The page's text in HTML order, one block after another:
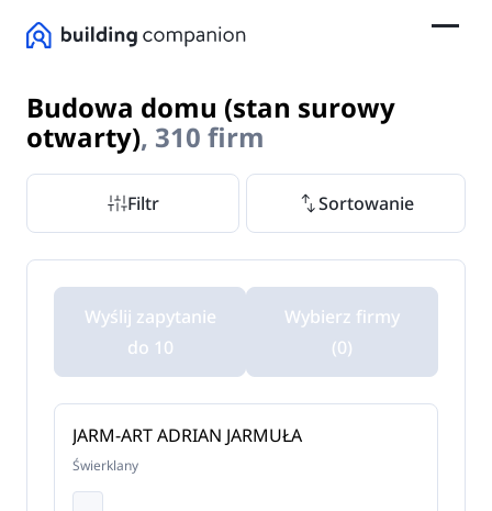
Budowa domu (stan surowy
otwarty), 310 firm
Filtr Sortowanie
Wyślij zapytanie
do 10
Wybierz firmy
(0)
JARM-ART ADRIAN JARMUŁA
Świerklany